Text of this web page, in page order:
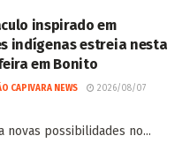
inspirado em
indígenas estreia nesta
em Bonito
CAPIVARA NEWS
2026/08/07
novas possibilidades no...